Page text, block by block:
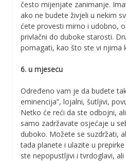
često mijenjate zanimanje.
ako ne budete živjeli u nekim
ćete provesti mirno i udobno,
privlačni do duboke starosti.
pomagati, kao što ste vi njima
6. u mjesecu
Određeno vam je da budete
eminencija”, lojalni, šutljivi,
Netko će reći da ste odbojni,
samo zadržavate osjećaje u
duboko. Možete se suzdržati,
tada planete i ulazite u
ste nepopustljivi i tvrdoglavi, ali